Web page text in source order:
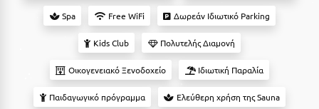
Δελφοί
Ελάτη Αρκαδίας
Spa Free WiFi Δωρεάν Ιδιωτικό Parking
Kids Club Πολυτελής Διαμονή
Οικογενειακό Ξενοδοχείο Ιδιωτική Παραλία
Παιδαγωγικό πρόγραμμα Ελεύθερη χρήση της Sauna